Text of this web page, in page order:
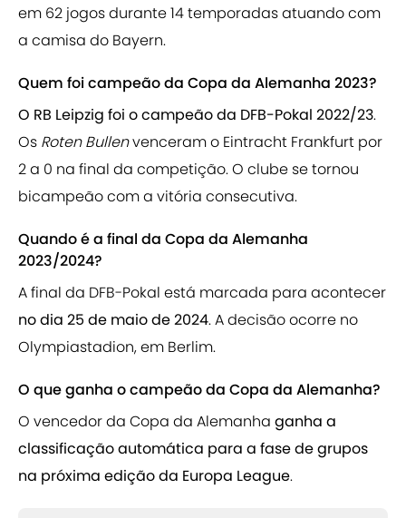
em 62 jogos durante 14 temporadas atuando com
a camisa do Bayern.
Quem foi campeão da Copa da Alemanha 2023?
O RB Leipzig foi o campeão da DFB-Pokal 2022/23.
Os Roten Bullenvenceram o Eintracht Frankfurt por
2 a 0 na final da competição. O clube se tornou
bicampeão com a vitória consecutiva.
Quando é a final da Copa da Alemanha
2023/2024?
A final da DFB-Pokal está marcada para acontecer
no dia 25 de maio de 2024. A decisão ocorre no
Olympiastadion, em Berlim.
O que ganha o campeão da Copa da Alemanha?
O vencedor da Copa da Alemanha ganha a
classificação automática para a fase de grupos
na próxima edição da Europa League.